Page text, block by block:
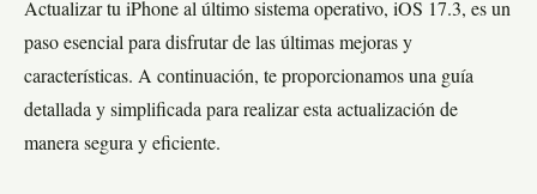
Actualizar tu iPhone al último sistema operativo, iOS 17.3, es un
paso esencial para disfrutar de las últimas mejoras y
características. A continuación, te proporcionamos una guía
detallada y simplificada para realizar esta actualización de
manera segura y eficiente.